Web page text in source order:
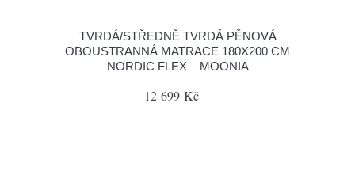
TVRDÁ/STŘEDNĚ TVRDÁ PĚNOVÁ
OBOUSTRANNÁ MATRACE 180X200 CM
NORDIC FLEX – MOONIA
12 699 Kč